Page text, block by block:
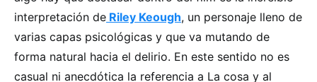
interpretación de Riley Keough, un personaje lleno de
varias capas psicológicas y que va mutando de
forma natural hacia el delirio. En este sentido no es
casual ni anecdótica la referencia a La cosa y al